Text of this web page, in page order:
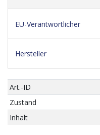
EU-Verantwortlicher
Hersteller
Art.-ID
Zustand
Inhalt